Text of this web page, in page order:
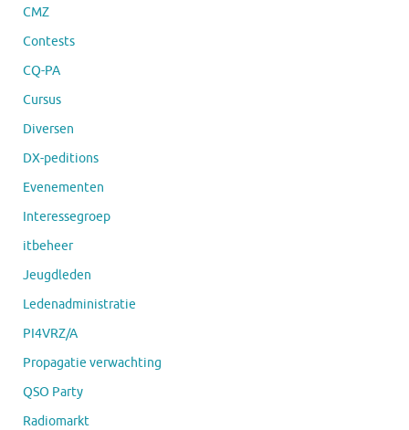
CMZ
Contests
CQ-PA
Cursus
Diversen
DX-peditions
Evenementen
Interessegroep
itbeheer
Jeugdleden
Ledenadministratie
PI4VRZ/A
Propagatie verwachting
QSO Party
Radiomarkt